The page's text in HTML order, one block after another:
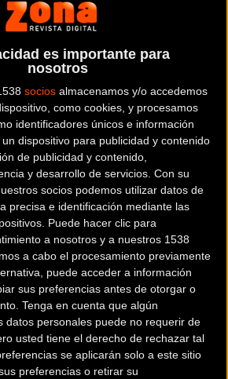
es importante para
nosotros
socios almacenamos y/o accedemos
como cookies, y procesamos
identificadores únicos e información
dispositivo para publicidad y contenido
de publicidad y contenido,
y desarrollo de servicios. Con su
socios podemos utilizar datos de
precisa e identificación mediante las
Puede hacer clic para
a nosotros y a nuestros 1538
a cabo el procesamiento previamente
puede acceder a información
sus preferencias antes de otorgar o
Tenga en cuenta que algún
datos personales puede no requerir de
usted tiene el derecho de rechazar tal
se aplicarán solo a este sitio
preferencias o retirar su
Terms of use © 1987–2026 HERE
200 km
tienda? Descubre cómohacerte tienda
para llegar a más clientes.